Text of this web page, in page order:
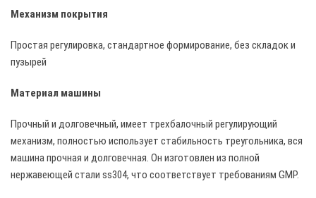
Механизм покрытия
Простая регулировка, стандартное формирование, без складок и
пузырей
Материал машины
Прочный и долговечный, имеет трехбалочный регулирующий
механизм, полностью использует стабильность треугольника, вся
машина прочная и долговечная. Он изготовлен из полной
нержавеющей стали ss304, что соответствует требованиям GMP.